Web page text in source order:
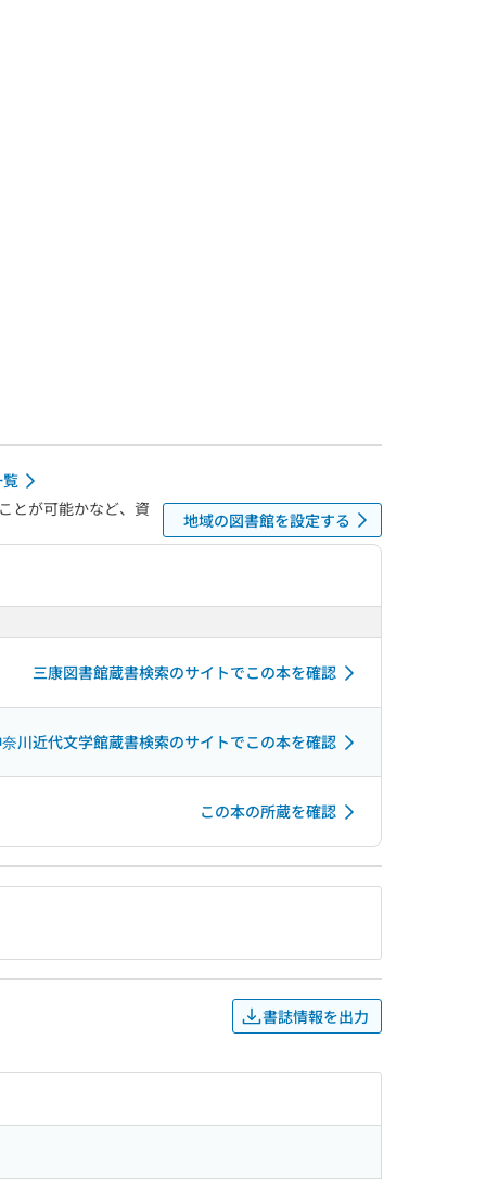
とが可能かなど、資
地域の図書館を設定する
三康図書館蔵書検索のサイトでこの本を確認
川近代文学館蔵書検索のサイトでこの本を確認
この本の所蔵を確認
書誌情報を出力